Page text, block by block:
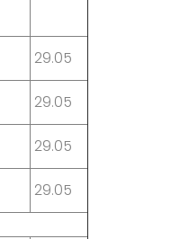
29.05
29.05
29.05
29.05